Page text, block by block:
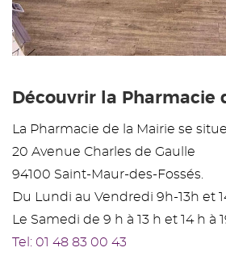
Découvrir la Pharmacie
La Pharmacie de la Mairie se
20 Avenue Charles de Gaulle
94100 Saint-Maur-des-Fossés.
Du Lundi au Vendredi 9h-13h et
Le Samedi de 9 h à 13 h et 14 h à
Tel: 01 48 83 00 43